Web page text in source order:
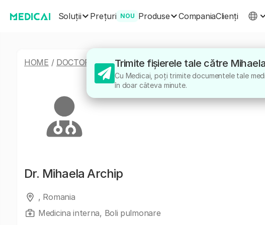
Soluții Prețuri NOU Produse CompaniaClienți
HOME / DOCTORI /MIHAELA ARCHIP
Dr. Mihaela Archip
, Romania
Medicina interna, Boli pulmonare
Trimite fișierele tale către
Cu Medicai, poți trimite documentele tale
în doar câteva minute.